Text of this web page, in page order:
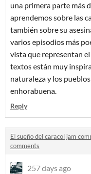
una primera parte más
aprendemos sobre las
también sobre su
varios episodios más
vista que representan
textos están muy
naturaleza y los
enhorabuena.
Reply
El sueño del caracol jam
comments
257 days ago